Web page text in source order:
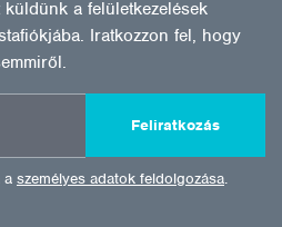
a felületkezelések
Iratkozzon fel, hogy
Feliratkozás
a személyes adatok feldolgozása.